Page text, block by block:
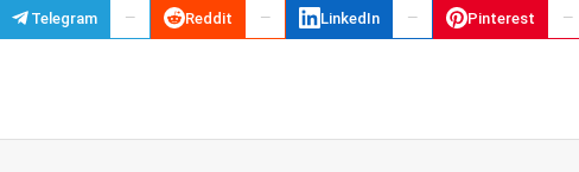
Telegram Reddit LinkedIn Pinterest